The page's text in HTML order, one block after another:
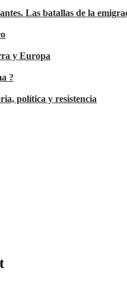
Las batallas de la
y Europa
?
política y resistencia